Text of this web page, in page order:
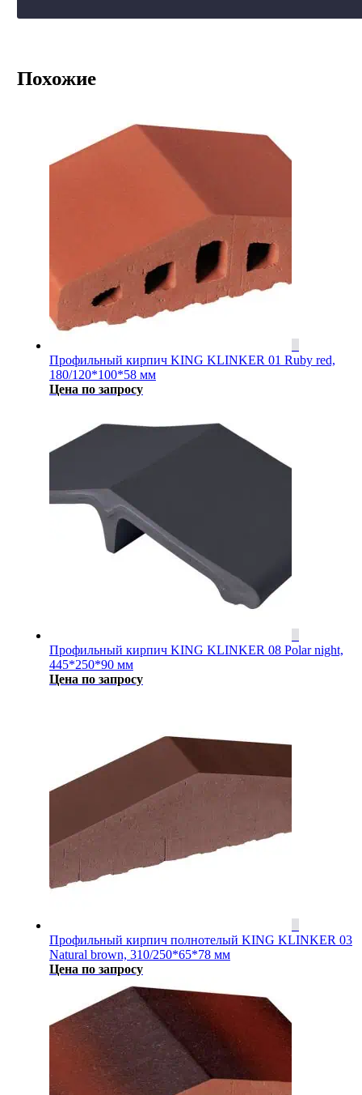
Похожие
Профильный кирпич KING KLINKER 01 Ruby red,
180/120*100*58 мм
Цена по запросу
Профильный кирпич KING KLINKER 08 Polar night,
445*250*90 мм
Цена по запросу
Профильный кирпич полнотелый KING KLINKER 03
Natural brown, 310/250*65*78 мм
Цена по запросу